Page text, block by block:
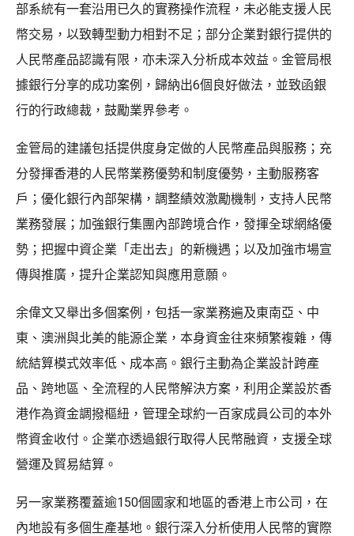
部系統有一套沿用已久的實務操作流程，未必能支援人民
幣交易，以致轉型動力相對不足；部分企業對銀行提供的
人民幣產品認識有限，亦未深入分析成本效益。金管局根
據銀行分享的成功案例，歸納出6個良好做法，並致函銀
行的行政總裁，鼓勵業界參考。
金管局的建議包括提供度身定做的人民幣產品與服務；充
分發揮香港的人民幣業務優勢和制度優勢，主動服務客
戶；優化銀行內部架構，調整績效激勵機制，支持人民幣
業務發展；加強銀行集團內部跨境合作，發揮全球網絡優
勢；把握中資企業「走出去」的新機遇；以及加強市場宣
傳與推廣，提升企業認知與應用意願。
余偉文又舉出多個案例，包括一家業務遍及東南亞、中
東、澳洲與北美的能源企業，本身資金往來頻繁複雜，傳
統結算模式效率低、成本高。銀行主動為企業設計跨產
品、跨地區、全流程的人民幣解決方案，利用企業設於香
港作為資金調撥樞紐，管理全球約一百家成員公司的本外
幣資金收付。企業亦透過銀行取得人民幣融資，支援全球
營運及貿易結算。
另一家業務覆蓋逾150個國家和地區的香港上市公司，在
內地設有多個生產基地。銀行深入分析使用人民幣的實際